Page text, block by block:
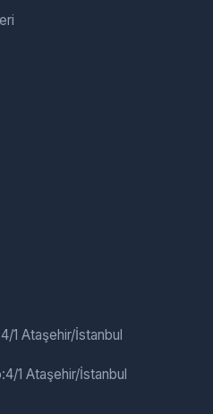
1 Ataşehir/İstanbul
1 Ataşehir/İstanbul